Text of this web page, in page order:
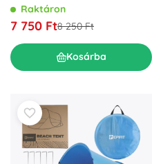
Raktáron
7 750 Ft8 250 Ft
Kosárba